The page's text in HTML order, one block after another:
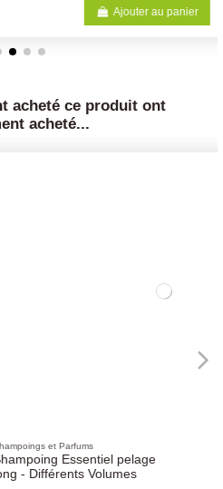
acheté ce produit ont
acheté...
Prix Drive :
-5%